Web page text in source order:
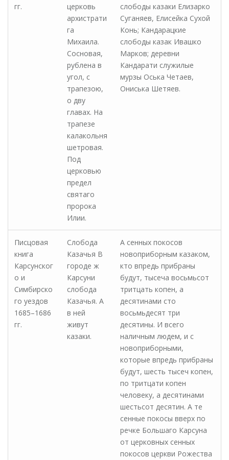
гг.
церковь
архистрати
га
Михаила.
Сосновая,
рублена в
угол, с
трапезою,
о дву
главах. На
трапезе
калакольня
шетровая.
Под
церковью
предел
святаго
пророка
Илии.
слободы казаки Елизарко
Суганяев, Елисейка Сухой
Конь; Кандарацкие
слободы казак Ивашко
Марков; деревни
Кандарати служилые
мурзы Оська Четаев,
Ониська Шетяев.
Писцовая
книга
Карсунског
о и
Симбирско
го уездов
1685–1686
гг.
Слобода
Казачья В
городе ж
Карсуни
слобода
Казачья. А
в ней
живут
казаки.
А сенных покосов
новоприборным казаком,
кто впредь прибраны
будут, тысеча восьмьсот
тритцать копен, а
десятинами сто
восьмьдесят три
десятины. И всего
наличным людем, и с
новоприборными,
которые впредь прибраны
будут, шесть тысеч копен,
по тритцати копен
человеку, а десятинами
шестьсот десятин. А те
сенные покосы вверх по
речке Большаго Карсуна
от церковных сенных
покосов церкви Рожества